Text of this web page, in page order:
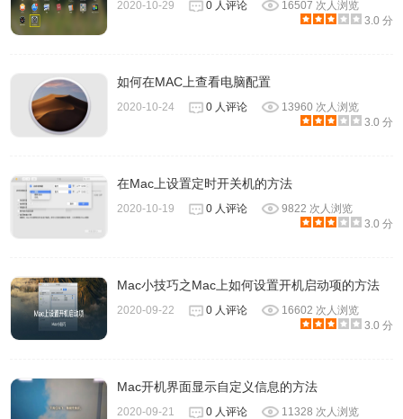
2020-10-29 0 人评论
16507 次人浏览
3.0 分
如何在MAC上查看电脑配置
2020-10-24 0 人评论
13960 次人浏览
3.0 分
在Mac上设置定时开关机的方法
2020-10-19 0 人评论
9822 次人浏览
3.0 分
Mac小技巧之Mac上如何设置开机启动项的方法
2020-09-22 0 人评论
16602 次人浏览
3.0 分
Mac开机界面显示自定义信息的方法
2020-09-21 0 人评论
11328 次人浏览